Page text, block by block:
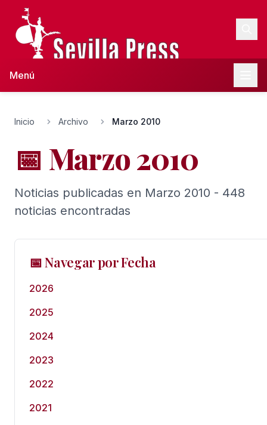
Menú
Inicio Archivo Marzo 2010
📅 Marzo 2010
Noticias publicadas en Marzo 2010 - 448
noticias encontradas
📅 Navegar por Fecha
2026
2025
2024
2023
2022
2021